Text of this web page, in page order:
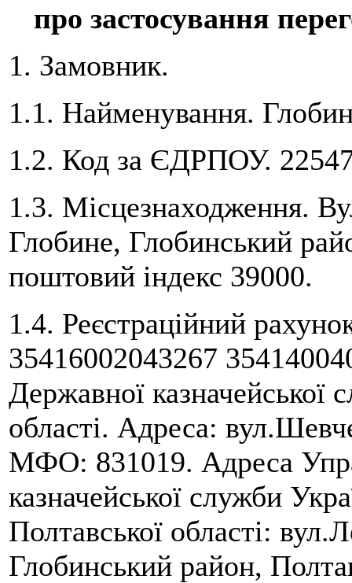
про застосування
1. Замовник.
1.1. Найменування.
1.2. Код за ЄДРПОУ.
1.3. Місцезнаходження.
Глобине, Глобинський
поштовий індекс 39000.
1.4. Реєстраційний
35416002043267
Державної казначейської
області. Адреса:
МФО: 831019. Адреса
казначейської служби
Полтавської області:
Глобинський район,